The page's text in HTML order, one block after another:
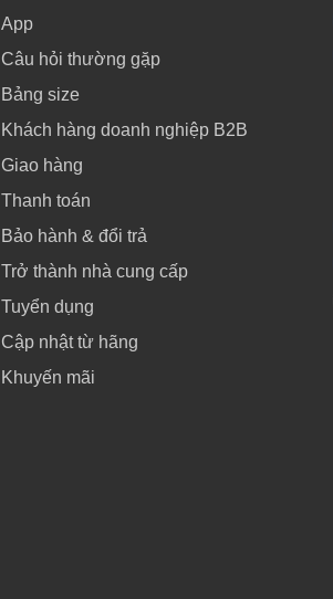
App
Câu hỏi thường gặp
Bảng size
Khách hàng doanh nghiệp B2B
Giao hàng
Thanh toán
Bảo hành & đổi trả
Trở thành nhà cung cấp
Tuyển dụng
Cập nhật từ hãng
Khuyến mãi